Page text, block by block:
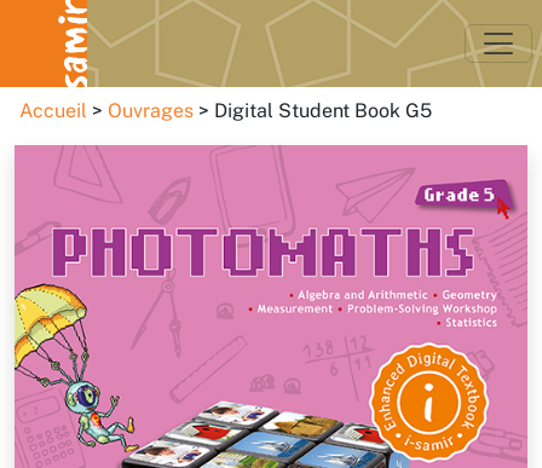
Accueil Ouvrages Digital Student Book G5